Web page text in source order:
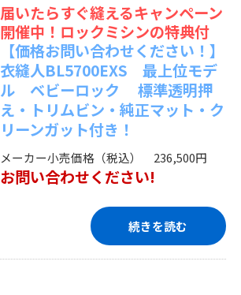
届いたらすぐ縫えるキャンペーン
開催中！ロックミシンの特典付
【価格お問い合わせください！】
衣縫人BL5700EXS 最上位モデ
ル ベビーロック 標準透明押
え・トリムビン・純正マット・ク
リーンガット付き！
メーカー小売価格（税込） 236,500円
お問い合わせください!
続きを読む